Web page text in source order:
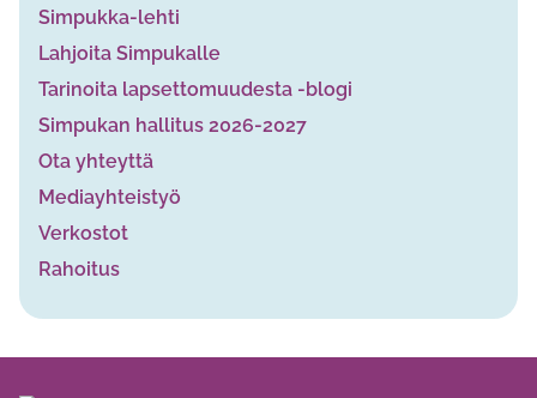
Simpukka-lehti
Lahjoita Simpukalle
Tarinoita lapsettomuudesta -blogi
Simpukan hallitus 2026-2027
Ota yhteyttä
Mediayhteistyö
Verkostot
Rahoitus